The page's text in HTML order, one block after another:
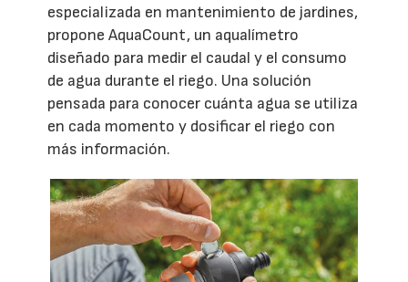
especializada en mantenimiento de jardines,
propone AquaCount, un aqualímetro
diseñado para medir el caudal y el consumo
de agua durante el riego. Una solución
pensada para conocer cuánta agua se utiliza
en cada momento y dosificar el riego con
más información.